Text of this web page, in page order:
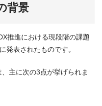
背景
推進における現段階の課題
発表されたものです。
主に次の3点が挙げられま